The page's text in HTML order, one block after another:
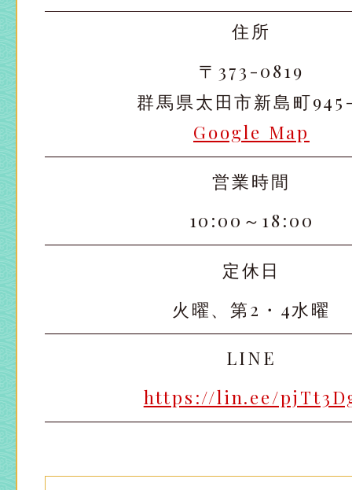
住所
〒373-0819
群馬県太田市新島町
Google Map
営業時間
10:00～18:00
定休日
火曜、第2・4水曜
LINE
https://lin.ee/